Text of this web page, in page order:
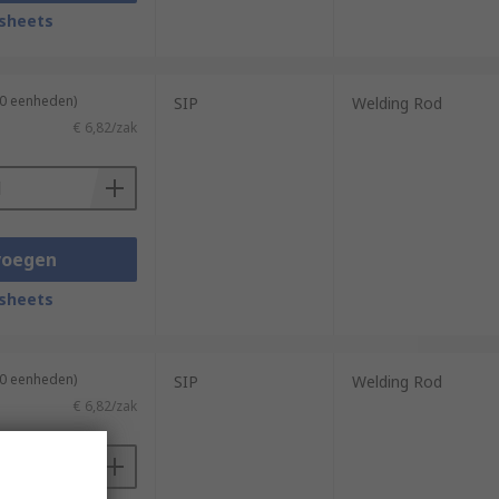
eenheden)
€ 6,82/zak
SIP Welding Rod
eenheden)
€ 6,82/zak
SIP Welding Rod